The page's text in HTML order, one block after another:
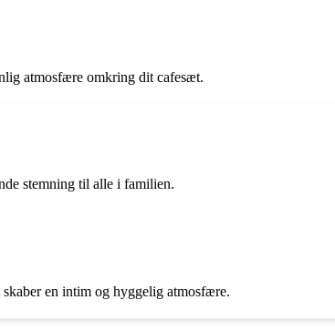
atmosfære omkring dit cafesæt.
stemning til alle i familien.
en intim og hyggelig atmosfære.